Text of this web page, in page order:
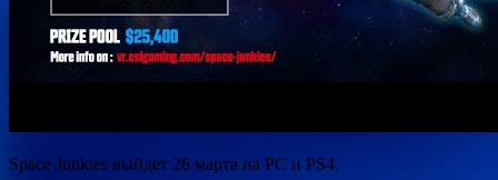
Space Junkies выйдет 26 марта на PC и PS4.